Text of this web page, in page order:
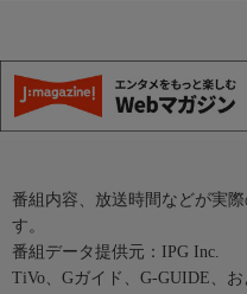
番組内容、放送時間などが実
す。
番組データ提供元：IPG Inc.
TiVo、Gガイド、G-GUIDE、